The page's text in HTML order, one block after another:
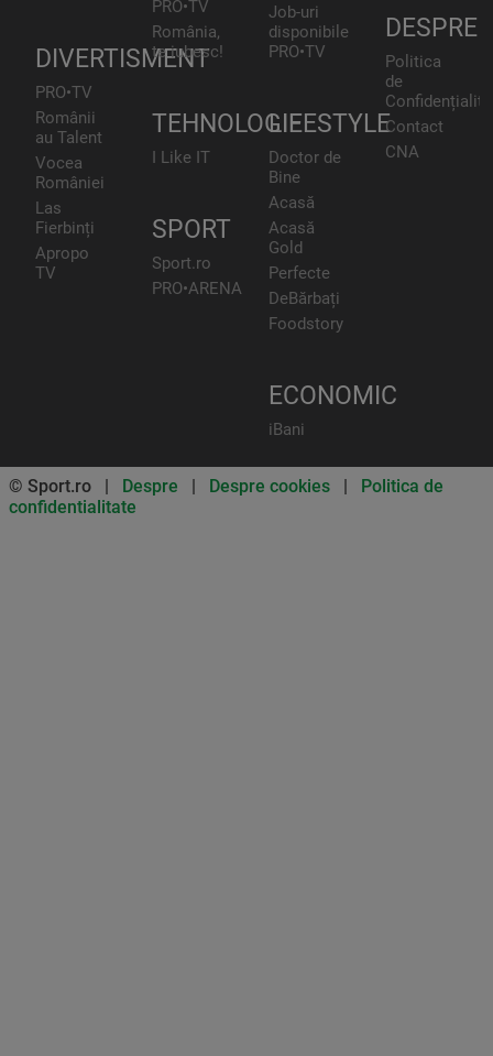
DIVERTISMENT
PRO•TV
Românii
au Talent
Vocea
României
Las
Fierbinți
Apropo
TV
PRO•TV
România,
te iubesc!
TEHNOLOGIE
I Like IT
SPORT
Sport.ro
PRO•ARENA
Job-uri
disponibile
PRO•TV
LIFESTYLE
Doctor de
Bine
Acasă
Acasă
Gold
Perfecte
DeBărbați
Foodstory
ECONOMIC
iBani
DESPRE
Politica
de
Contact
CNA
© Sport.ro | Despre | Despre cookies | Politica de
confidentialitate